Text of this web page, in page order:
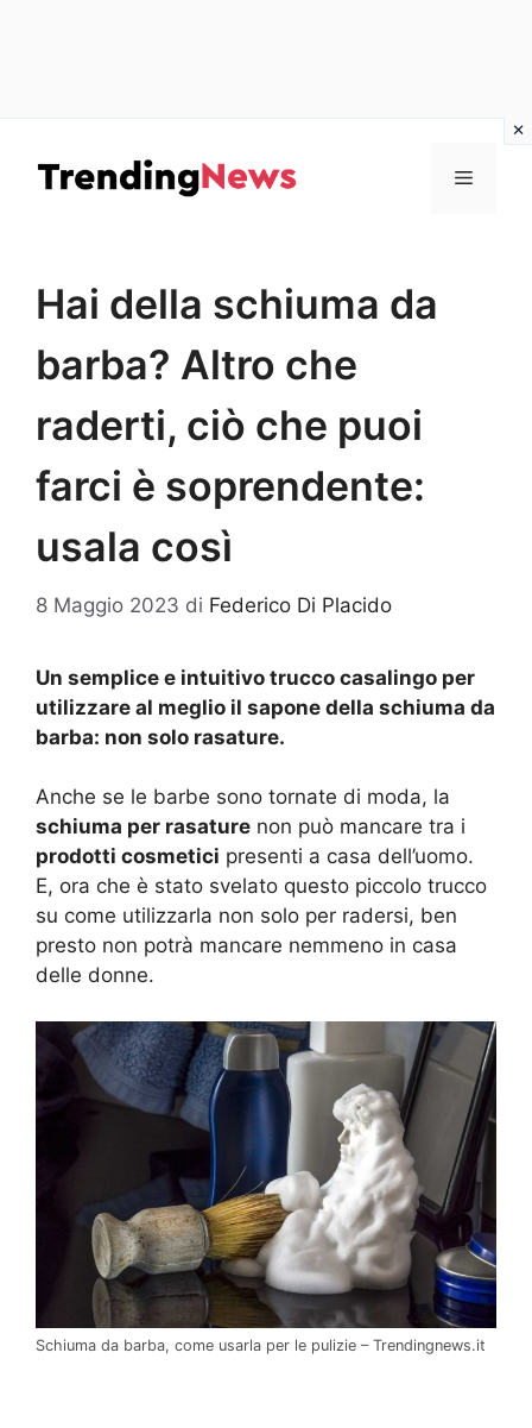
contenuto
Menu
Hai della schiuma da
barba? Altro che
raderti, ciò che puoi
farci è soprendente:
usala così
8 Maggio 2023 di Federico Di Placido
Un semplice e intuitivo trucco casalingo per
utilizzare al meglio il sapone della schiuma da
barba: non solo rasature.
Anche se le barbe sono tornate di moda, la
schiuma per rasature non può mancare tra i
prodotti cosmetici presenti a casa dell’uomo.
E, ora che è stato svelato questo piccolo trucco
su come utilizzarla non solo per radersi, ben
presto non potrà mancare nemmeno in casa
delle donne.
Schiuma da barba, come usarla per le pulizie – Trendingnews.it